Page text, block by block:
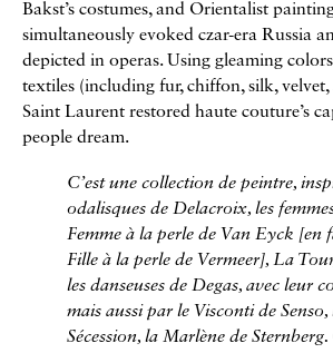
Bakst’s costumes, and Orientalist
simultaneously evoked czar-era Russia
depicted in operas. Using gleaming
textiles (including fur, chiffon, silk,
Saint Laurent restored haute couture’s
people dream.
C’est une collection de peintre,
odalisques de Delacroix, les
Femme à la perle de Van Eyck [en
Fille à la perle de Vermeer], La
les danseuses de Degas, avec leur
mais aussi par le Visconti de
Sécession, la Marlène de Sternberg.